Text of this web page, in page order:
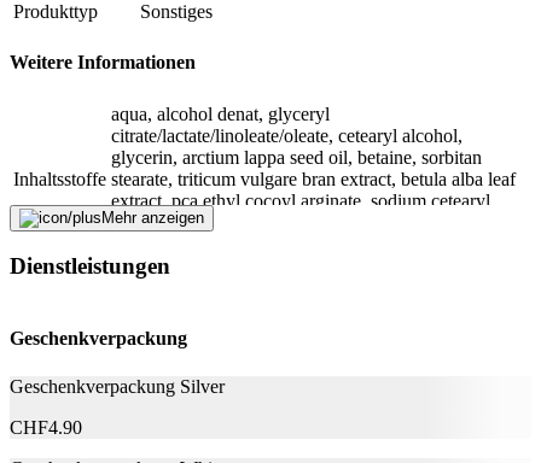
Beschreibung
E-Mail-Adresse (optional)
Formular schliessen
Senden
Falsche Daten melden
Produkttyp
Sonstiges
Weitere Informationen
Inhaltsstoffe
aqua, alcohol denat, glyceryl
citrate/lactate/linoleate/oleate, cetearyl alcohol,
glycerin, arctium lappa seed oil, betaine, sorbitan
stearate, triticum vulgare bran extract, betula alba leaf
extract, pca ethyl cocoyl arginate, sodium cetearyl
sulfate, coco-glucoside, sucrose cocoate, linoleic acid,
Herstellername
Herstellergarantie
0 Monate
Garantieinformationen
Mehr anzeigen
Dienstleistungen
Geschenkverpackung
Geschenkverpackung Silver
CHF4.90